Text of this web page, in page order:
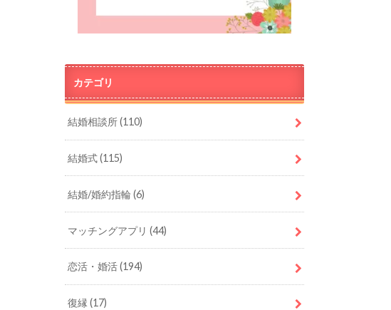
カテゴリ
結婚相談所(110)
結婚式(115)
結婚/婚約指輪(6)
マッチングアプリ(44)
恋活・婚活(194)
復縁(17)